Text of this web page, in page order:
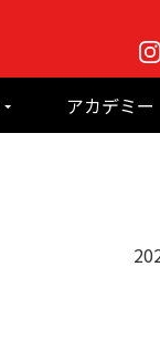
アカデミー